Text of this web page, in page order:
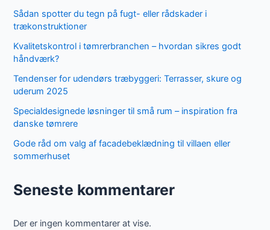
Sådan spotter du tegn på fugt- eller rådskader i
trækonstruktioner
Kvalitetskontrol i tømrerbranchen – hvordan sikres godt
håndværk?
Tendenser for udendørs træbyggeri: Terrasser, skure og
uderum 2025
Specialdesignede løsninger til små rum – inspiration fra
danske tømrere
Gode råd om valg af facadebeklædning til villaen eller
sommerhuset
Seneste kommentarer
Der er ingen kommentarer at vise.